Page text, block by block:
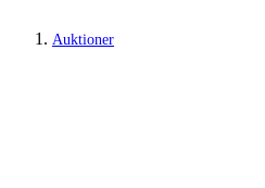
Auktioner